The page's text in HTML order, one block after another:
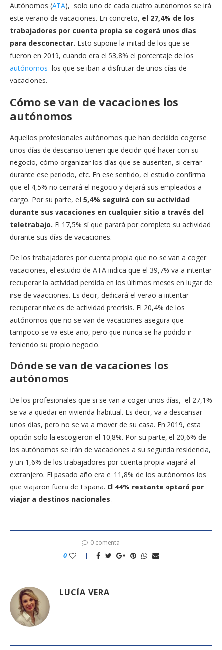
Autónomos (ATA), solo uno de cada cuatro autónomos se irá
este verano de vacaciones. En concreto, el 27,4% de los
trabajadores por cuenta propia se cogerá unos días
para desconectar. Esto supone la mitad de los que se
fueron en 2019, cuando era el 53,8% el porcentaje de los
autónomos los que se iban a disfrutar de unos días de
vacaciones.
Cómo se van de vacaciones los
autónomos
Aquellos profesionales autónomos que han decidido cogerse
unos días de descanso tienen que decidir qué hacer con su
negocio, cómo organizar los días que se ausentan, si cerrar
durante ese periodo, etc. En ese sentido, el estudio confirma
que el 4,5% no cerrará el negocio y dejará sus empleados a
cargo. Por su parte, el 5,4% seguirá con su actividad
durante sus vacaciones en cualquier sitio a través del
teletrabajo. El 17,5% sí que parará por completo su actividad
durante sus días de vacaciones.
De los trabajadores por cuenta propia que no se van a coger
vacaciones, el estudio de ATA indica que el 39,7% va a intentar
recuperar la actividad perdida en los últimos meses en lugar de
irse de vaacciones. Es decir, dedicará el verao a intentar
recuperar niveles de actividad precrisis. El 20,4% de los
autónomos que no se van de vacaciones asegura que
tampoco se va este año, pero que nunca se ha podido ir
teniendo su propio negocio.
Dónde se van de vacaciones los
autónomos
De los profesionales que si se van a coger unos días, el 27,1%
se va a quedar en vivienda habitual. Es decir, va a descansar
unos días, pero no se va a mover de su casa. En 2019, esta
opción solo la escogieron el 10,8%. Por su parte, el 20,6% de
los autónomos se irán de vacaciones a su segunda residencia,
y un 1,6% de los trabajadores por cuenta propia viajará al
extranjero. El pasado año era el 11,8% de los autónomos los
que viajaron fuera de España. El 44% restante optará por
viajar a destinos nacionales.
0 comenta
0
LUCÍA VERA